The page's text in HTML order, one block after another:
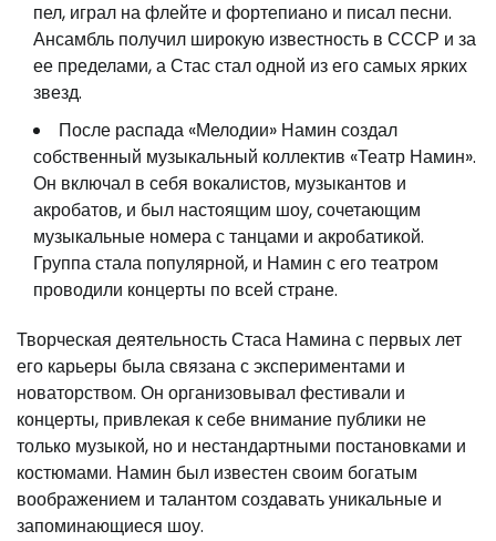
пел, играл на флейте и фортепиано и писал песни.
Ансамбль получил широкую известность в СССР и за
ее пределами, а Стас стал одной из его самых ярких
звезд.
После распада «Мелодии» Намин создал
собственный музыкальный коллектив «Театр Намин».
Он включал в себя вокалистов, музыкантов и
акробатов, и был настоящим шоу, сочетающим
музыкальные номера с танцами и акробатикой.
Группа стала популярной, и Намин с его театром
проводили концерты по всей стране.
Творческая деятельность Стаса Намина с первых лет
его карьеры была связана с экспериментами и
новаторством. Он организовывал фестивали и
концерты, привлекая к себе внимание публики не
только музыкой, но и нестандартными постановками и
костюмами. Намин был известен своим богатым
воображением и талантом создавать уникальные и
запоминающиеся шоу.